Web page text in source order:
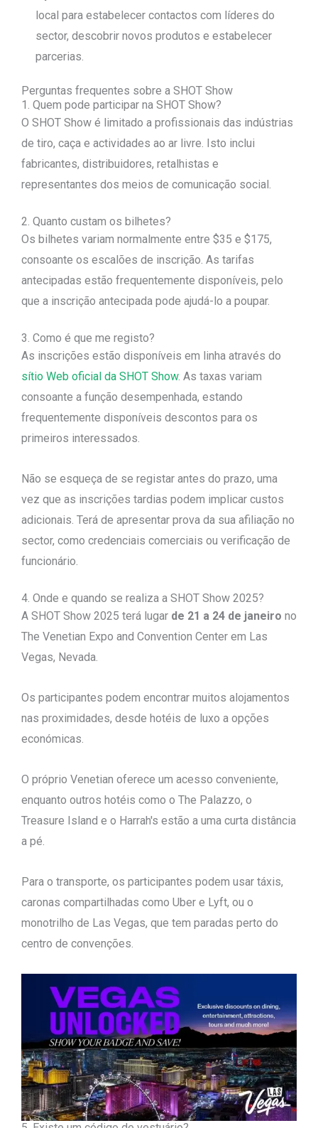
local para estabelecer contactos com líderes do
sector, descobrir novos produtos e estabelecer
parcerias.
Perguntas frequentes sobre a SHOT Show
1. Quem pode participar na SHOT Show?
O SHOT Show é limitado a profissionais das indústrias
de tiro, caça e actividades ao ar livre. Isto inclui
fabricantes, distribuidores, retalhistas e
representantes dos meios de comunicação social.
2. Quanto custam os bilhetes?
Os bilhetes variam normalmente entre $35 e $175,
consoante os escalões de inscrição. As tarifas
antecipadas estão frequentemente disponíveis, pelo
que a inscrição antecipada pode ajudá-lo a poupar.
3. Como é que me registo?
As inscrições estão disponíveis em linha através do
sítio Web oficial da SHOT Show. As taxas variam
consoante a função desempenhada, estando
frequentemente disponíveis descontos para os
primeiros interessados.
Não se esqueça de se registar antes do prazo, uma
vez que as inscrições tardias podem implicar custos
adicionais. Terá de apresentar prova da sua afiliação no
sector, como credenciais comerciais ou verificação de
funcionário.
4. Onde e quando se realiza a SHOT Show 2025?
A SHOT Show 2025 terá lugar de 21 a 24 de janeiro no
The Venetian Expo and Convention Center em Las
Vegas, Nevada.
Os participantes podem encontrar muitos alojamentos
nas proximidades, desde hotéis de luxo a opções
económicas.
O próprio Venetian oferece um acesso conveniente,
enquanto outros hotéis como o The Palazzo, o
Treasure Island e o Harrah's estão a uma curta distância
a pé.
Para o transporte, os participantes podem usar táxis,
caronas compartilhadas como Uber e Lyft, ou o
monotrilho de Las Vegas, que tem paradas perto do
centro de convenções.